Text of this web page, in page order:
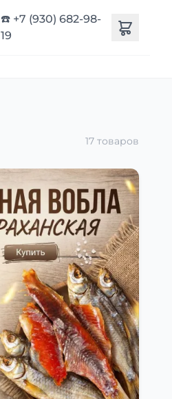
☎️ +7 (930) 682-98-
19
17 товаров